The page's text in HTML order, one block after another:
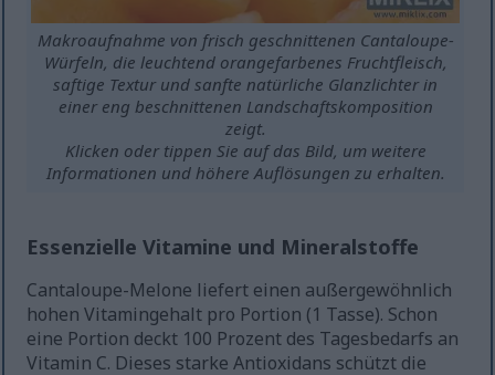
Makroaufnahme von frisch geschnittenen Cantaloupe-
Würfeln, die leuchtend orangefarbenes Fruchtfleisch,
saftige Textur und sanfte natürliche Glanzlichter in
einer eng beschnittenen Landschaftskomposition
zeigt.
Klicken oder tippen Sie auf das Bild, um weitere
Informationen und höhere Auflösungen zu erhalten.
Essenzielle Vitamine und Mineralstoffe
Cantaloupe-Melone liefert einen außergewöhnlich
hohen Vitamingehalt pro Portion (1 Tasse). Schon
eine Portion deckt 100 Prozent des Tagesbedarfs an
Vitamin C. Dieses starke Antioxidans schützt die